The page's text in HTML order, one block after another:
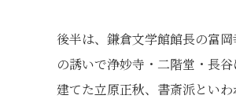
後半は、鎌倉文学館館長の富
の誘いで浄妙寺・二階堂・長
建てた立原正秋、書斎派とい